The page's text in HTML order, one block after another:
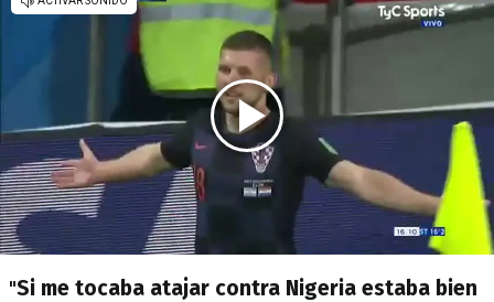
"Si me tocaba atajar contra Nigeria estaba bien